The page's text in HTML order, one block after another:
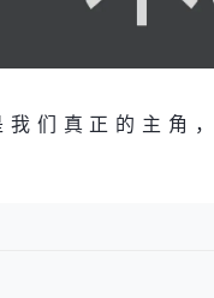
们真正的主角